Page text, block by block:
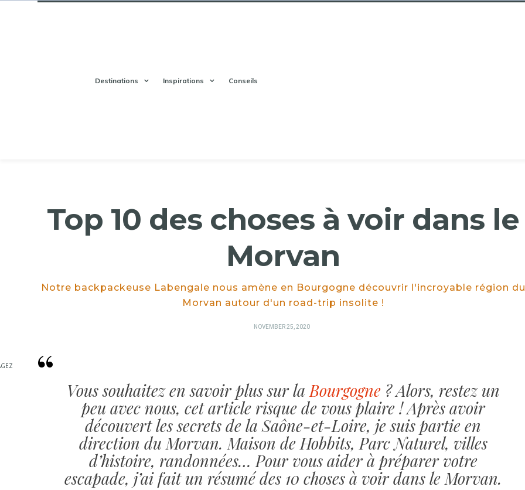
Destinations Inspirations Conseils
Top 10 des choses à voir dans le
Morvan
Notre backpackeuse Labengale nous amène en Bourgogne découvrir l'incroyable région du
Morvan autour d'un road-trip insolite !
POSTED
NOVEMBER 25, 2020
Vous souhaitez en savoir plus sur laBourgogne? Alors, restez un
peu avec nous, cet article risque de vous plaire ! Après avoir
découvert les secrets de la Saône-et-Loire, je suis partie en
direction du Morvan. Maison de Hobbits, Parc Naturel, villes
d’histoire, randonnées… Pour vous aider à préparer votre
escapade, j’ai fait un résumé des 10 choses à voir dans le Morvan.